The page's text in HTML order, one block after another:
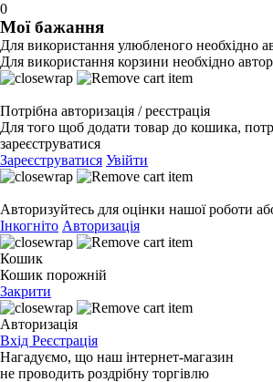
0
Мої бажання
Для використання улюбленого необхідно
Для використання корзини необхідно
Потрібна авторизація / реєстрація
Для того щоб додати товар до кошика,
зареєструватися
Зареєструватися Увійти
Авторизуйтесь для оцінки нашої роботи
Інкогніто Авторизація
Кошик
Кошик порожній
Закрити
Авторизація
Вхід Реєстрація
Нагадуємо, що наш інтернет-магазин
не проводить роздрібну торгівлю